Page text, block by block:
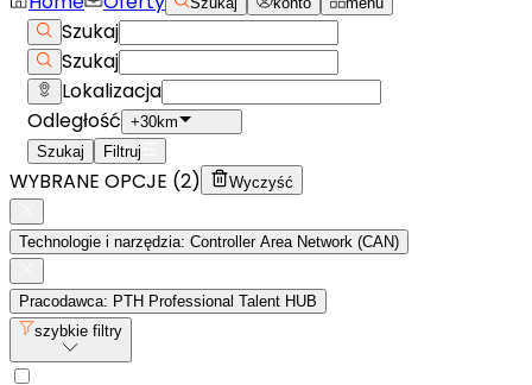
Szukaj
Szukaj
Lokalizacja
Odległość +30km
Szukaj
Filtruj
WYBRANE OPCJE (2) Wyczyść
Technologie i narzędzia: Controller Area Network (CAN)
Pracodawca: PTH Professional Talent HUB
szybkie filtry